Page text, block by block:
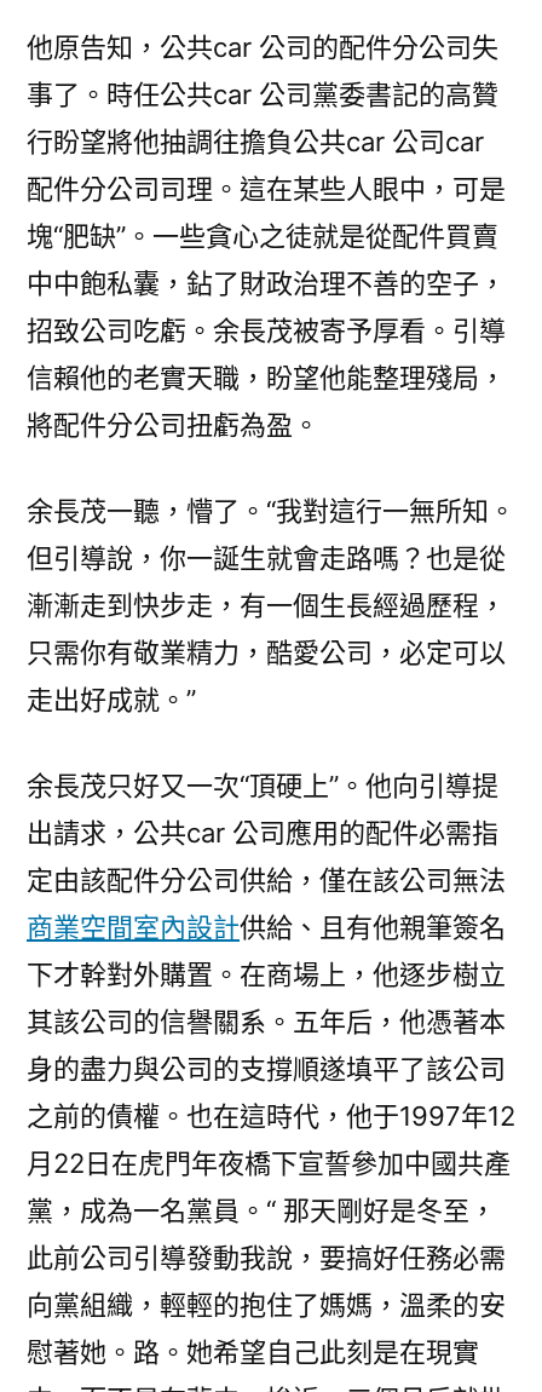
他原告知，公共car 公司的配件分公司失
事了。時任公共car 公司黨委書記的高贊
行盼望將他抽調往擔負公共car 公司car
配件分公司司理。這在某些人眼中，可是
塊“肥缺”。一些貪心之徒就是從配件買賣
中中飽私囊，鉆了財政治理不善的空子，
招致公司吃虧。余長茂被寄予厚看。引導
信賴他的老實天職，盼望他能整理殘局，
將配件分公司扭虧為盈。
余長茂一聽，懵了。“我對這行一無所知。
但引導說，你一誕生就會走路嗎？也是從
漸漸走到快步走，有一個生長經過歷程，
只需你有敬業精力，酷愛公司，必定可以
走出好成就。”
余長茂只好又一次“頂硬上”。他向引導提
出請求，公共car 公司應用的配件必需指
定由該配件分公司供給，僅在該公司無法
商業空間室內設計供給、且有他親筆簽名
下才幹對外購置。在商場上，他逐步樹立
其該公司的信譽關系。五年后，他憑著本
身的盡力與公司的支撐順遂填平了該公司
之前的債權。也在這時代，他于1997年12
月22日在虎門年夜橋下宣誓參加中國共產
黨，成為一名黨員。“ 那天剛好是冬至，
此前公司引導發動我說，要搞好任務必需
向黨組織，輕輕的抱住了媽媽，溫柔的安
慰著她。路。她希望自己此刻是在現實